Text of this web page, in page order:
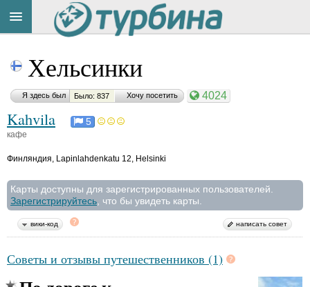
Хельсинки
Я здесь был Было: 837 Хочу посетить 4024
Kahvila 5
кафе
Финляндия, Lapinlahdenkatu 12, Helsinki
Карты доступны для зарегистрированных пользователей.
Зарегистрируйтесь , что бы увидеть карты.
вики-код написать совет
Советы и отзывы путешественников (1)
на
сайте: